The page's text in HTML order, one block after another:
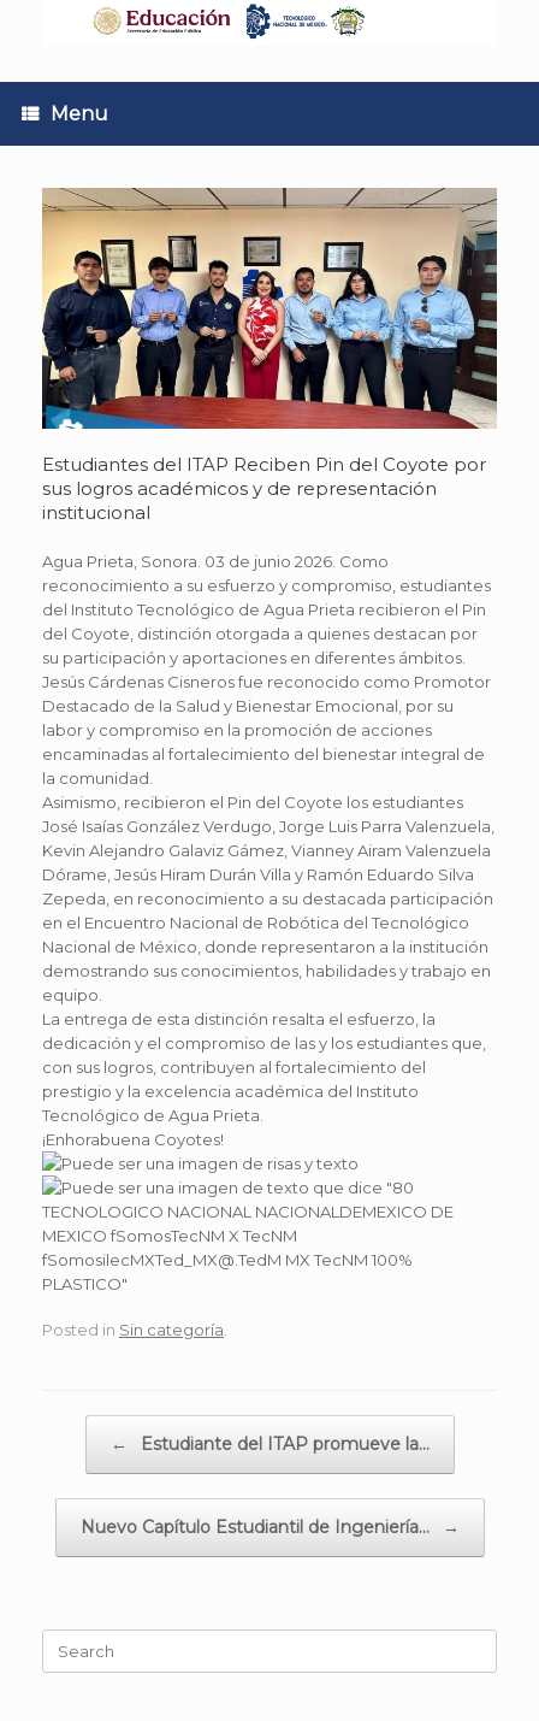
Menu
Estudiantes del ITAP Reciben Pin del Coyote por
sus logros académicos y de representación
institucional
Agua Prieta, Sonora. 03 de junio 2026. Como
reconocimiento a su esfuerzo y compromiso, estudiantes
del Instituto Tecnológico de Agua Prieta recibieron el Pin
del Coyote, distinción otorgada a quienes destacan por
su participación y aportaciones en diferentes ámbitos.
Jesús Cárdenas Cisneros fue reconocido como Promotor
Destacado de la Salud y Bienestar Emocional, por su
labor y compromiso en la promoción de acciones
encaminadas al fortalecimiento del bienestar integral de
la comunidad.
Asimismo, recibieron el Pin del Coyote los estudiantes
José Isaías González Verdugo, Jorge Luis Parra Valenzuela,
Kevin Alejandro Galaviz Gámez, Vianney Airam Valenzuela
Dórame, Jesús Hiram Durán Villa y Ramón Eduardo Silva
Zepeda, en reconocimiento a su destacada participación
en el Encuentro Nacional de Robótica del Tecnológico
Nacional de México, donde representaron a la institución
demostrando sus conocimientos, habilidades y trabajo en
equipo.
La entrega de esta distinción resalta el esfuerzo, la
dedicación y el compromiso de las y los estudiantes que,
con sus logros, contribuyen al fortalecimiento del
prestigio y la excelencia académica del Instituto
Tecnológico de Agua Prieta.
¡Enhorabuena Coyotes!
Posted in Sin categoría.
← Estudiante del ITAP promueve la…
Nuevo Capítulo Estudiantil de Ingeniería… →
for: